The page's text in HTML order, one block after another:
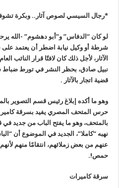
*رجال السيسي لصوص آثار.. وبكرة
لو كان “الدفاس” و”أبو دهشوم” -الله
شرطة أو وكيل نيابة اضطر أن يعتمد
الآثار، لأجل ذلك كان لافتًا قرار النائب
نبيل صادق، بحظر النشر في تورط
قضية اتجار بالآثار .
وهو ما أكده إبلاغ رئيس قسم التصوير
حرس المتحف المصري يفيد بسرقة
بالمتحف، وهو ما يفتح الباب من جديد
نهبه “كاملا”، الجديد في الموضوع أن
عنهم من بعض زملائهم، انتقامًا منهم
حمص!.
سرقة كاميرات